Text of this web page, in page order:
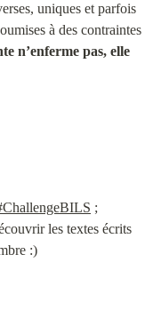
uniques et parfois
à des contraintes
n’enferme pas, elle
les textes écrits
:)